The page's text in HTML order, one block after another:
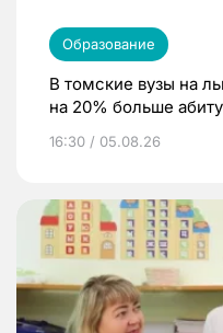
Образование
В томские вузы на
на 20% больше
16:30 / 05.08.26